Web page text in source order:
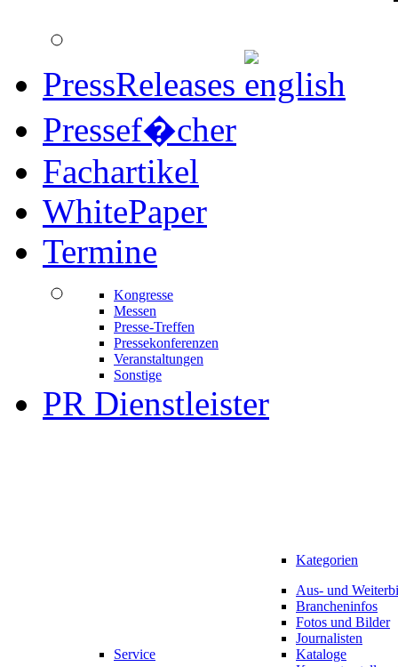
PressReleases
Pressef�cher
Fachartikel
WhitePaper
Termine
Kongresse
Messen
Presse-Treffen
Pressekonferenzen
Veranstaltungen
Sonstige
PR Dienstleister
Service
Kategorien
Aus- und
Brancheninfos
Fotos und Bilder
Journalisten
Kataloge